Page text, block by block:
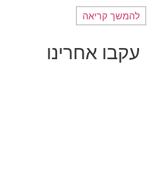
להמשך קריאה
עקבו אחרינו